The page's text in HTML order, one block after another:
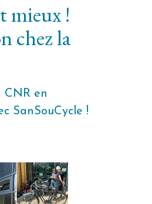
mieux !
chez la
en
SanSouCycle !